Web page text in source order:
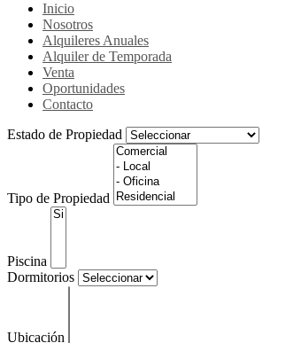
Inicio
Nosotros
Alquileres Anuales
Alquiler de Temporada
Venta
Oportunidades
Contacto
Estado de Propiedad
Tipo de Propiedad
Piscina
Dormitorios
Ubicación